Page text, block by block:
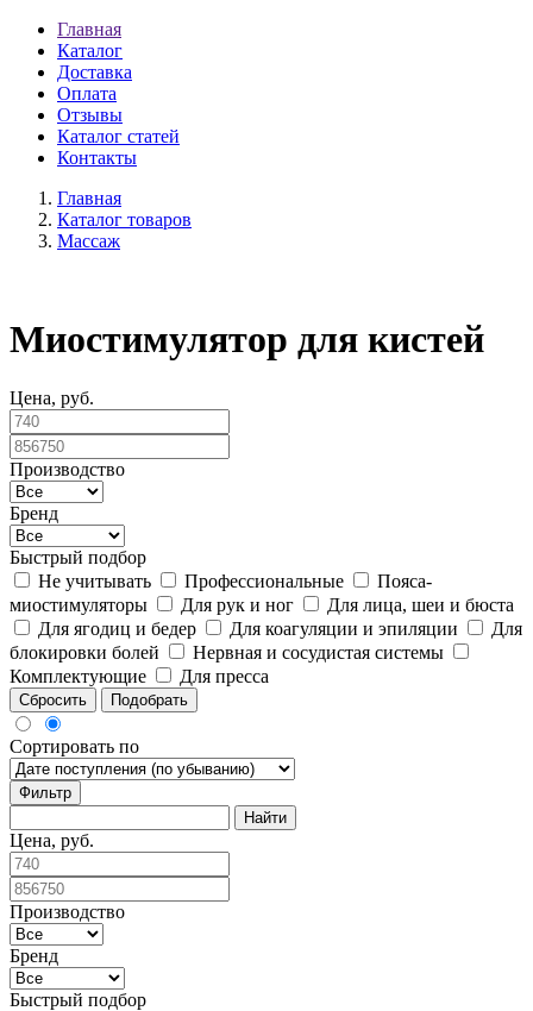
Главная
Каталог
Доставка
Оплата
Отзывы
Каталог статей
Контакты
Главная
Каталог товаров
Массаж
Миостимулятор для кистей
Цена, руб.
Производство
Бренд
Быстрый подбор
Не учитывать
Профессиональные
Пояса-
миостимуляторы
Для рук и ног
Для лица, шеи и бюста
Для ягодиц и бедер
Для коагуляции и эпиляции
Для
блокировки болей
Нервная и сосудистая системы
Комплектующие
Для пресса
Сбросить Подобрать
Сортировать по
Фильтр
Цена, руб.
Производство
Бренд
Быстрый подбор